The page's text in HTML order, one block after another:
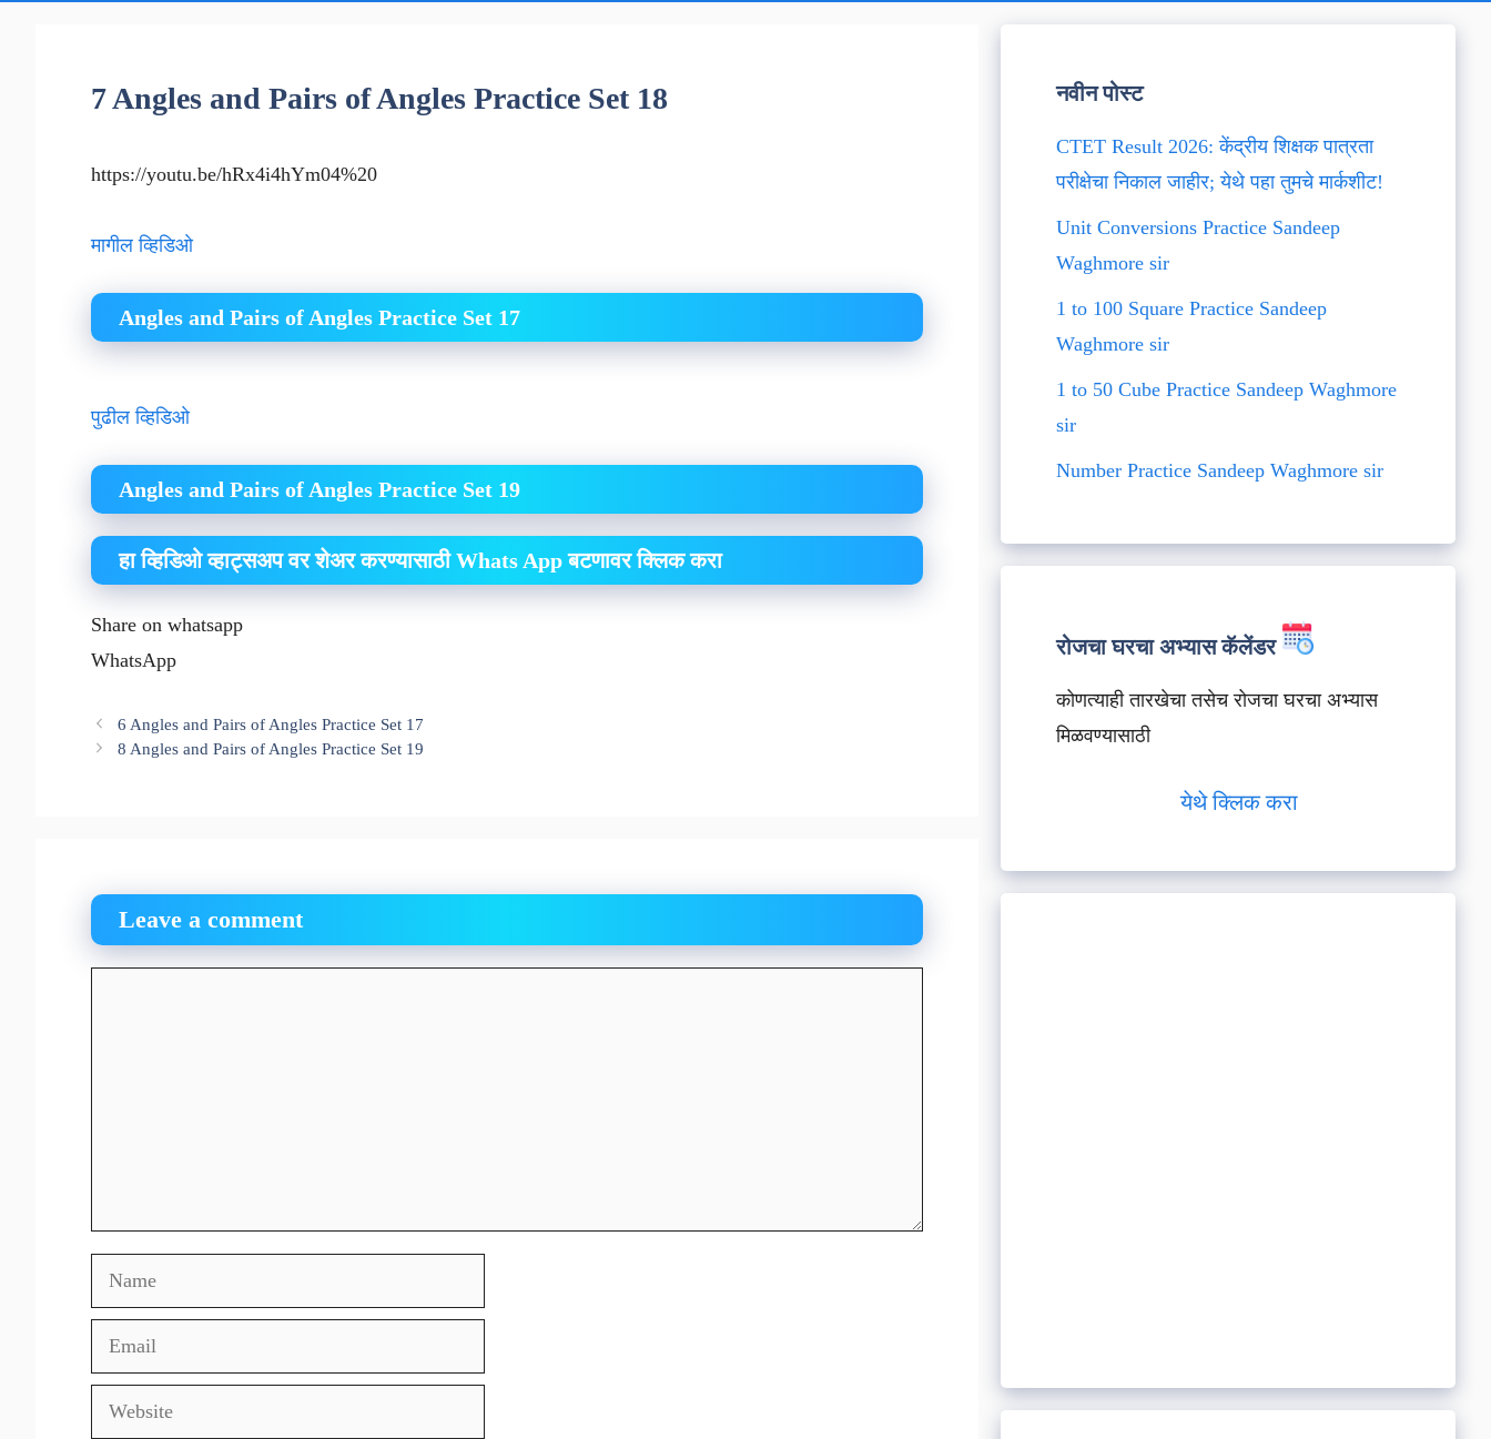
7 Angles and Pairs of Angles Practice Set 18
https://youtu.be/hRx4i4hYm04%20
मागील व्हिडिओ
Angles and Pairs of Angles Practice Set 17
पुढील व्हिडिओ
Angles and Pairs of Angles Practice Set 19
हा व्हिडिओ व्हाट्सअप वर शेअर करण्यासाठी Whats App बटणावर क्लिक करा
Share on whatsapp
WhatsApp
6 Angles and Pairs of Angles Practice Set 17
8 Angles and Pairs of Angles Practice Set 19
Leave a comment
Name
Email
Website
नवीन पोस्ट
CTET Result 2026: केंद्रीय शिक्षक पात्रता
परीक्षेचा निकाल जाहीर; येथे पहा तुमचे मार्कशीट!
Unit Conversions Practice Sandeep
Waghmore sir
1 to 100 Square Practice Sandeep
Waghmore sir
1 to 50 Cube Practice Sandeep Waghmore
sir
Number Practice Sandeep Waghmore sir
रोजचा घरचा अभ्यास कॅलेंडर
कोणत्याही तारखेचा तसेच रोजचा घरचा अभ्यास
मिळवण्यासाठी
येथे क्लिक करा